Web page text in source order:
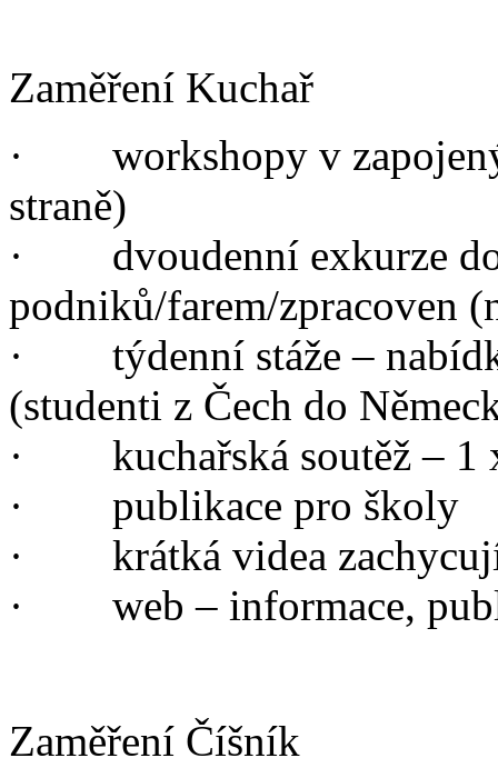
Zaměření Kuchař
· workshopy v
straně)
· dvoudenní exkurze
podniků/farem/zpracoven
· týdenní stáže –
(studenti z Čech do
· kuchařská soutěž – 1
· publikace pro školy
· krátká videa
· web – informace,
Zaměření Číšník